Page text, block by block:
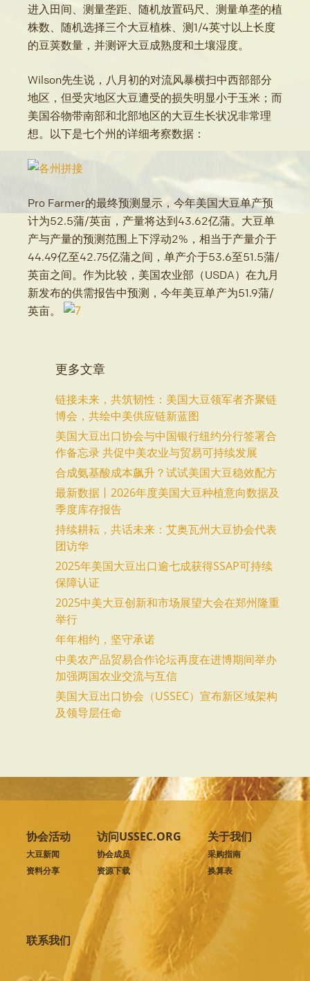
进入田间、测量垄距、随机放置码尺、测量单垄的植
株数、随机选择三个大豆植株、测1/4英寸以上长度
的豆荚数量，并测评大豆成熟度和土壤湿度。
Wilson先生说，八月初的对流风暴横扫中西部部分
地区，但受灾地区大豆遭受的损失明显小于玉米；而
美国谷物带南部和北部地区的大豆生长状况非常理
想。以下是七个州的详细考察数据：
Pro Farmer的最终预测显示，今年美国大豆单产预
计为52.5蒲/英亩，产量将达到43.62亿蒲。大豆单
产与产量的预测范围上下浮动2%，相当于产量介于
44.49亿至42.75亿蒲之间，单产介于53.6至51.5蒲/
英亩之间。作为比较，美国农业部（USDA）在九月
新发布的供需报告中预测，今年美豆单产为51.9蒲/
英亩。
更多文章
链接未来，共筑韧性：美国大豆领军者齐聚链
博会，共绘中美供应链新蓝图
美国大豆出口协会与中国银行纽约分行签署合
作备忘录 共促中美农业与贸易可持续发展
合成氨基酸成本飙升？试试美国大豆稳效配方
最新数据丨2026年度美国大豆种植意向数据及
季度库存报告
持续耕耘，共话未来：艾奥瓦州大豆协会代表
团访华
2025年美国大豆出口逾七成获得SSAP可持续
保障认证
2025中美大豆创新和市场展望大会在郑州隆重
举行
年年相约，坚守承诺
中美农产品贸易合作论坛再度在进博期间举办
加强两国农业交流与互信
美国大豆出口协会（USSEC）宣布新区域架构
及领导层任命
协会活动
大豆新闻
资料分享
访问USSEC.ORG
协会成员
资源下载
关于我们
采购指南
换算表
联系我们